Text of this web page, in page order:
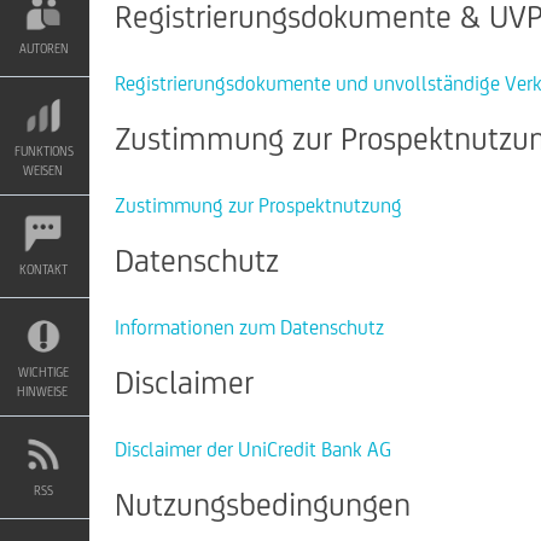
AUTOREN
FUNKTIONS
WEISEN
KONTAKT
WICHTIGE
HINWEISE
RSS
Registrierungsdokumente & UVP
Registrierungsdokumente und unvollständige
Zustimmung zur
Zustimmung zur Prospektnutzung
Datenschutz
Informationen zum Datenschutz
Disclaimer
Disclaimer der UniCredit Bank AG
Nutzungsbedingungen